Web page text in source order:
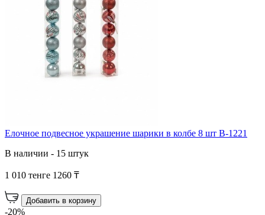
Елочное подвесное украшение шарики в колбе 8 шт B-1221
В наличии - 15 штук
1 010 тенге 1260 ₸
Добавить в корзину
-20%